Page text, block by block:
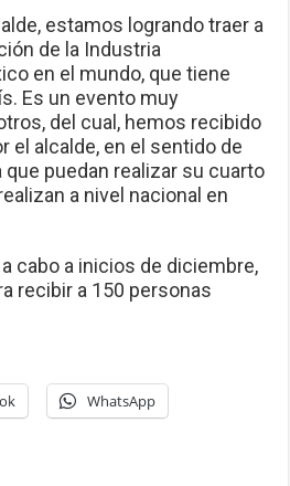
estamos logrando traer a
de la Industria
en el mundo, que tiene
Es un evento muy
del cual, hemos recibido
el alcalde, en el sentido de
puedan realizar su cuarto
a nivel nacional en
cabo a inicios de diciembre,
recibir a 150 personas
WhatsApp